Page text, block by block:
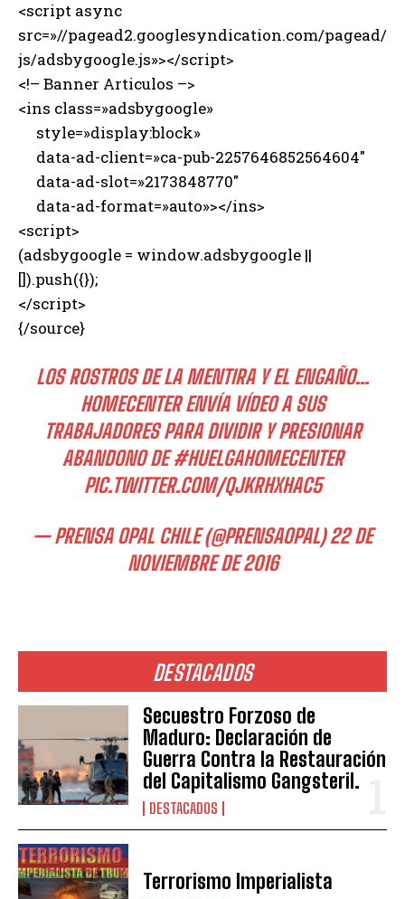
DESTACADOS
Secuestro Forzoso de
Maduro: Declaración de
Guerra Contra la Restauración
del Capitalismo Gangsteril.
DESTACADOS
Terrorismo Imperialista
<script async
src=»//pagead2.googlesyndication.com/pagead/
js/adsbygoogle.js»></script>
<!– Banner Articulos –>
<ins class=»adsbygoogle»
style=»display:block»
data-ad-client=»ca-pub-2257646852564604″
data-ad-slot=»2173848770″
data-ad-format=»auto»></ins>
<script>
(adsbygoogle = window.adsbygoogle ||
[]).push({});
</script>
{/source}
LOS ROSTROS DE LA MENTIRA Y EL ENGAÑO…
HOMECENTER ENVÍA VÍDEO A SUS
TRABAJADORES PARA DIVIDIR Y PRESIONAR
ABANDONO DE#HUELGAHOMECENTER
PIC.TWITTER.COM/QJKRHXHAC5
— PRENSA OPAL CHILE (@PRENSAOPAL)22 DE
NOVIEMBRE DE 2016